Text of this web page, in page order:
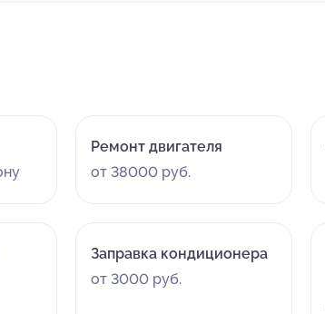
Ремонт двигателя
от 38000 руб.
Заправка кондиционера
от 3000 руб.